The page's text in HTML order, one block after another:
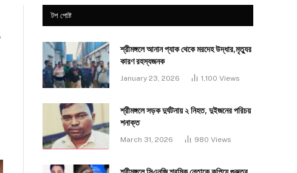
টপ পোষ্ট
শ্রীমঙ্গলে আনান প্যাক থেকে মরদেহ উদ্ধার,মৃত্যুর
কারণ রহস্যজনক
January 23, 2026 1,100 Views
শ্রীমঙ্গলে সড়ক দুর্ঘটনায় ২ নিহত, দুইজনের পরিচয়
শনাক্ত
March 31, 2026 980 Views